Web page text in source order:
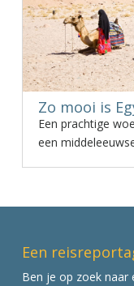
Zo mooi is
Een prachtige
een
Een
Ben je op zoek naar